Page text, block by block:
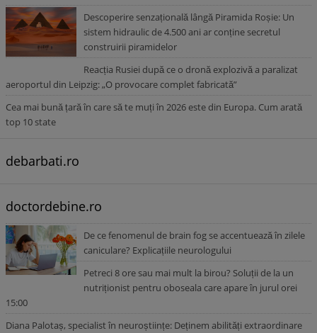
Descoperire senzațională lângă Piramida Roșie: Un
sistem hidraulic de 4.500 ani ar conține secretul
construirii piramidelor
Reacția Rusiei după ce o dronă explozivă a paralizat
aeroportul din Leipzig: „O provocare complet fabricată”
Cea mai bună țară în care să te muți în 2026 este din Europa. Cum arată
top 10 state
debarbati.ro
doctordebine.ro
De ce fenomenul de brain fog se accentuează în zilele
caniculare? Explicațiile neurologului
Petreci 8 ore sau mai mult la birou? Soluții de la un
nutriționist pentru oboseala care apare în jurul orei
15:00
Diana Palotaș, specialist în neuroștiințe: Deținem abilități extraordinare